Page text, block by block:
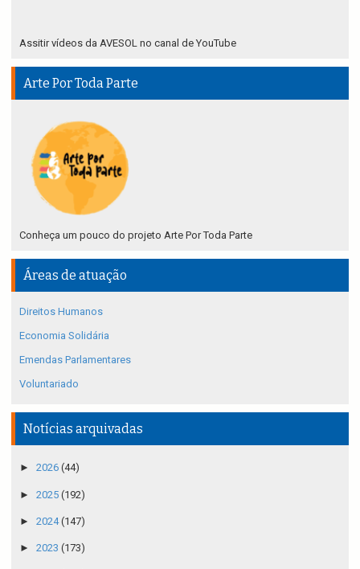
Assitir vídeos da AVESOL no canal de YouTube
Arte Por Toda Parte
Conheça um pouco do projeto Arte Por Toda Parte
Áreas de atuação
Direitos Humanos
Economia Solidária
Emendas Parlamentares
Voluntariado
Notícias arquivadas
► 2026 (44)
► 2025 (192)
► 2024(147)
► 2023 (173)